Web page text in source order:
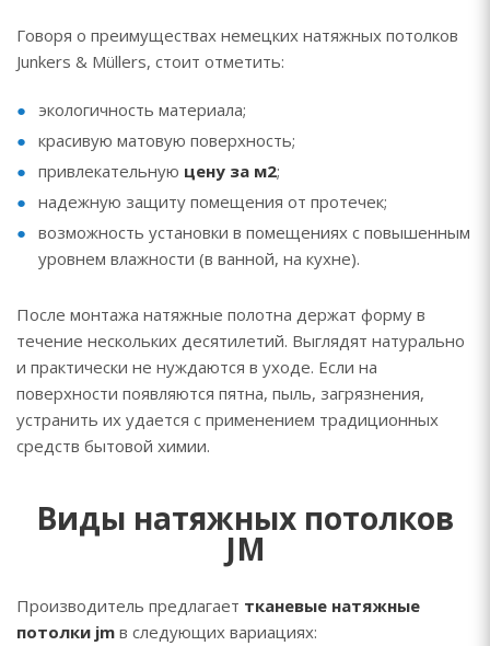
Говоря о преимуществах немецких натяжных потолков
Junkers & Müllers, стоит отметить:
экологичность материала;
красивую матовую поверхность;
привлекательную цену за м2;
надежную защиту помещения от протечек;
возможность установки в помещениях с повышенным
уровнем влажности (в ванной, на кухне).
После монтажа натяжные полотна держат форму в
течение нескольких десятилетий. Выглядят натурально
и практически не нуждаются в уходе. Если на
поверхности появляются пятна, пыль, загрязнения,
устранить их удается с применением традиционных
средств бытовой химии.
Виды натяжных потолков
JM
Производитель предлагает тканевые натяжные
потолки jm в следующих вариациях: